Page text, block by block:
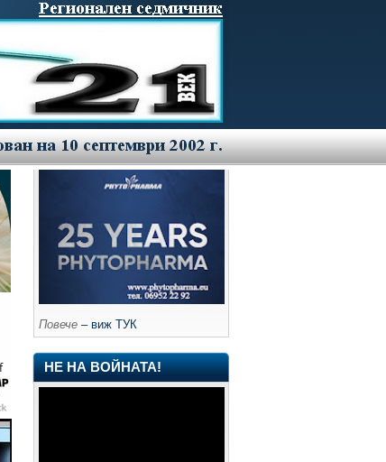
Повече – виж ТУК
НЕ НА ВОЙНАТА!